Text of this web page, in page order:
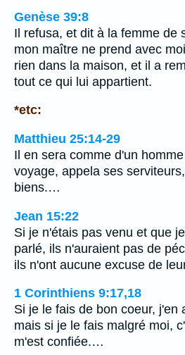
Genèse 39:8
Il refusa, et dit à la femme de
mon maître ne prend avec
rien dans la maison, et il a
tout ce qui lui appartient.
*etc:
Matthieu 25:14-29
Il en sera comme d'un
voyage, appela ses
biens.…
Jean 15:22
Si je n'étais pas venu et que
parlé, ils n'auraient pas de
ils n'ont aucune excuse de
1 Corinthiens 9:17,18
Si je le fais de bon coeur, j'en
mais si je le fais malgré moi,
m'est confiée.…